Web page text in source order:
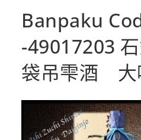
Banpaku
-49017203
袋吊雫酒 大